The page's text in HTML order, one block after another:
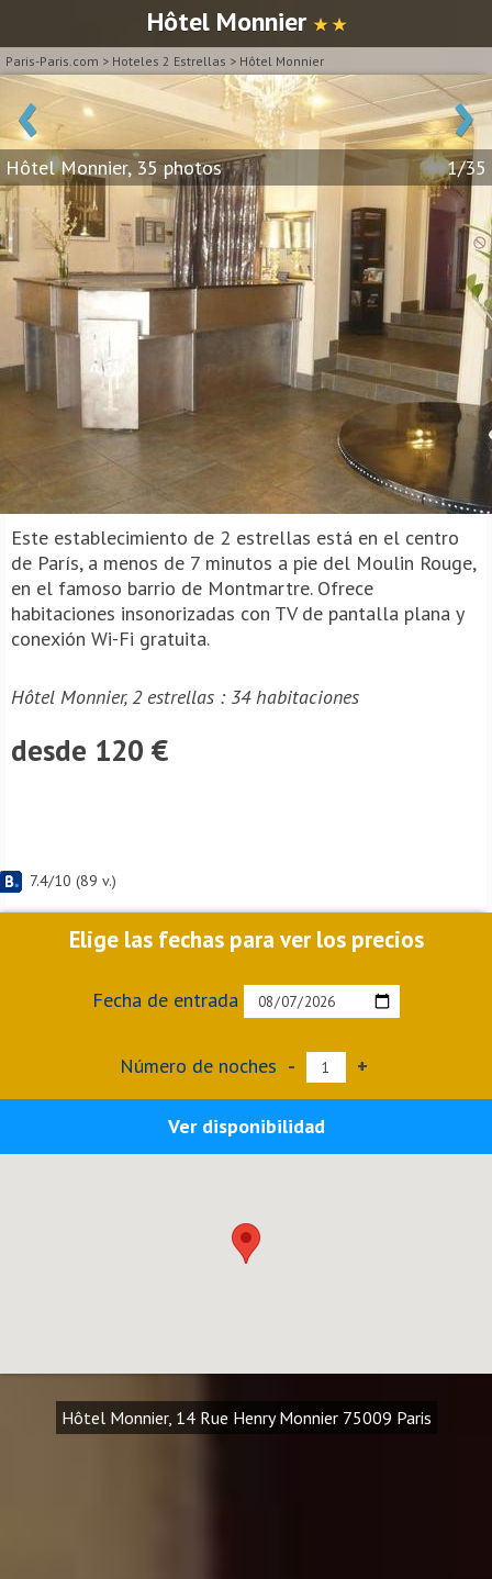
Hôtel Monnier ★ ★
Paris-Paris.com > Hoteles 2 Estrellas > Hôtel Monnier
‹ ›
Hôtel Monnier, 35 photos 1/35
Este establecimiento de 2 estrellas está en el centro
de París, a menos de 7 minutos a pie del Moulin Rouge,
en el famoso barrio de Montmartre. Ofrece
habitaciones insonorizadas con TV de pantalla plana y
conexión Wi-Fi gratuita.
Hôtel Monnier, 2 estrellas : 34 habitaciones
desde 120 €
7.4/10 (89 v.)
Elige las fechas para ver los precios
Fecha de entrada
Número de noches - +
Ver disponibilidad
Hôtel Monnier, 14 Rue Henry Monnier 75009 Paris